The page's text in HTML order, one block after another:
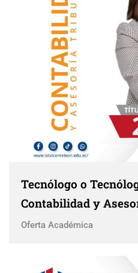
Tecnólogo o
Contabilidad y
Oferta Académica